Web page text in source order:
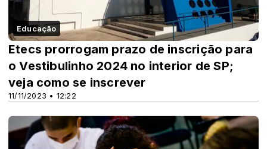
Educação
11/11/2023 • 12:22
Etecs prorrogam prazo de inscrição para
o Vestibulinho 2024 no interior de SP;
veja como se inscrever